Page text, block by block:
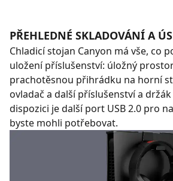
PŘEHLEDNÉ SKLADOVÁNÍ A
Chladicí stojan Canyon má vše, co
uložení příslušenství: úložný
prachotěsnou přihrádku na horní
ovladač a další příslušenství a
dispozici je další port USB 2.0 pro
byste mohli potřebovat.